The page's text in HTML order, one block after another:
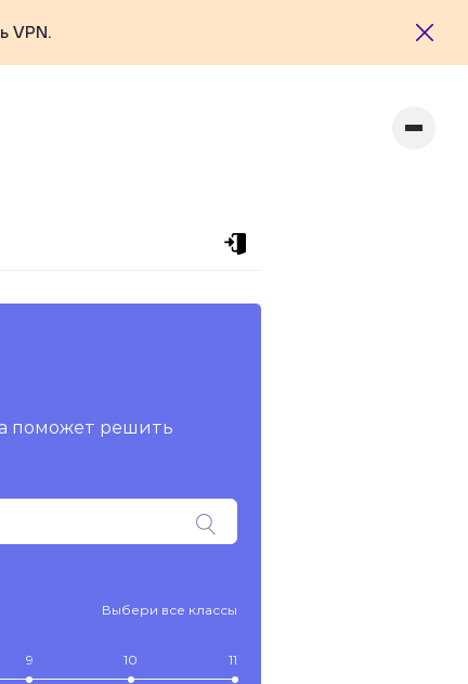
VPN.
поможет решить
Выбери все классы
9 10 11